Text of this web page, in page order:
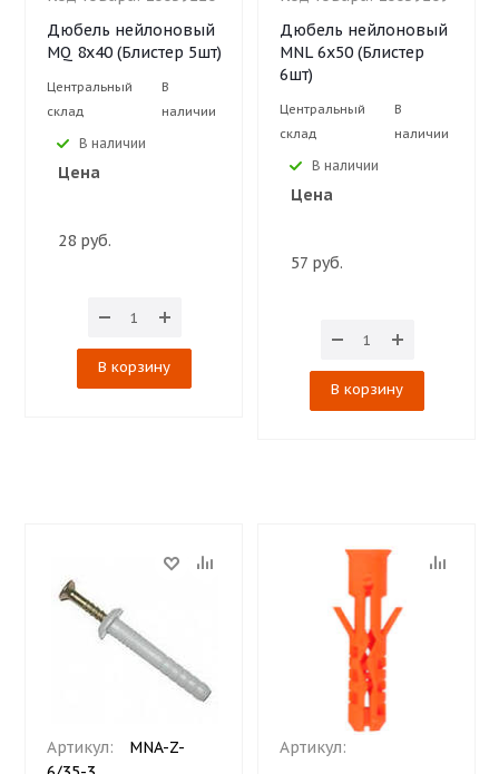
Дюбель нейлоновый
MQ 8х40 (Блистер 5шт)
Центральный
склад
В
наличии
В наличии
Цена
28 руб.
В корзину
Дюбель нейлоновый
MNL 6х50 (Блистер
6шт)
Центральный
склад
В
наличии
В наличии
Цена
57 руб.
В корзину
Артикул:
MNA-Z-
Артикул: